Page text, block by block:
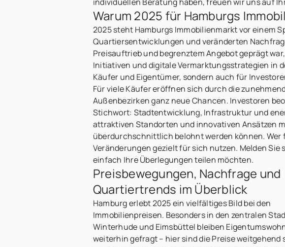
Warum 2025 für Hamburgs
2025 steht Hamburgs Immobilienmarkt vor einem
Quartiersentwicklungen und veränderten
Preisauftrieb und begrenztem Angebot geprägt
Initiativen und digitale Vermarktungsstrategien in
Käufer und Eigentümer, sondern auch für
Für viele Käufer eröffnen sich durch die
Außenbezirken ganz neue Chancen. Investoren
Stichwort: Stadtentwicklung, Infrastruktur und
attraktiven Standorten und innovativen Ansätzen
überdurchschnittlich belohnt werden können.
Veränderungen gezielt für sich nutzen. Melden
einfach Ihre Überlegungen teilen möchten.
Preisbewegungen, Nachfrage und
Quartiertrends im Überblick
Hamburg erlebt 2025 ein vielfältiges Bild bei den
Immobilienpreisen. Besonders in den zentralen
Winterhude und Eimsbüttel bleiben
weiterhin gefragt – hier sind die Preise weitgehend